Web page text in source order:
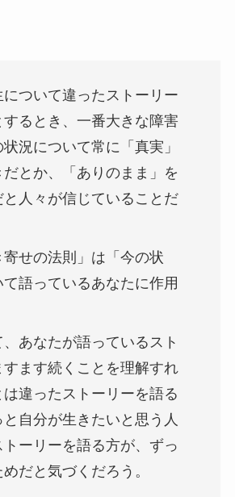
について違ったストーリー
するとき、一番大きな障害
況について常に「真実」
だとか、「ありのまま」を
人々が信じていることだ
寄せの法則」は「今の状
語っているあなたに作用
、あなたが語っているスト
すます続くことを理解すれ
違ったストーリーを語る
自分が生きたいと思う人
ーリーを語る方が、ずっ
だと気づくだろう。